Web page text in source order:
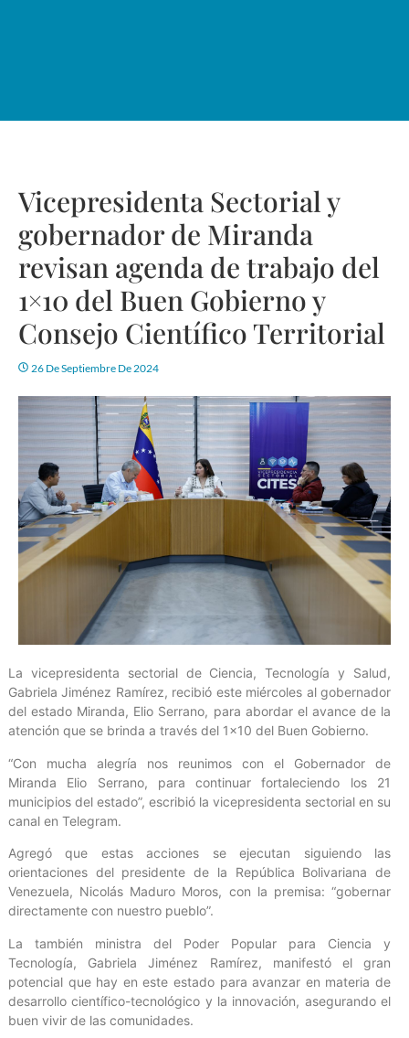
Vicepresidenta Sectorial y
gobernador de Miranda
revisan agenda de trabajo del
1×10 del Buen Gobierno y
Consejo Científico Territorial
26 De Septiembre De 2024
La vicepresidenta sectorial de Ciencia, Tecnología y Salud,
Gabriela Jiménez Ramírez, recibió este miércoles al gobernador
del estado Miranda, Elio Serrano, para abordar el avance de la
atención que se brinda a través del 1×10 del Buen Gobierno.
“Con mucha alegría nos reunimos con el Gobernador de
Miranda Elio Serrano, para continuar fortaleciendo los 21
municipios del estado”, escribió la vicepresidenta sectorial en su
canal en Telegram.
Agregó que estas acciones se ejecutan siguiendo las
orientaciones del presidente de la República Bolivariana de
Venezuela, Nicolás Maduro Moros, con la premisa: “gobernar
directamente con nuestro pueblo”.
La también ministra del Poder Popular para Ciencia y
Tecnología, Gabriela Jiménez Ramírez, manifestó el gran
potencial que hay en este estado para avanzar en materia de
desarrollo científico-tecnológico y la innovación, asegurando el
buen vivir de las comunidades.